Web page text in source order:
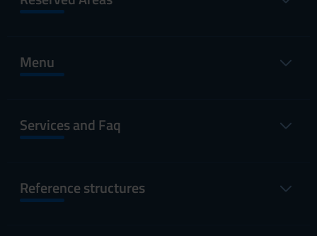
Menu
Services and Faq
Reference structures